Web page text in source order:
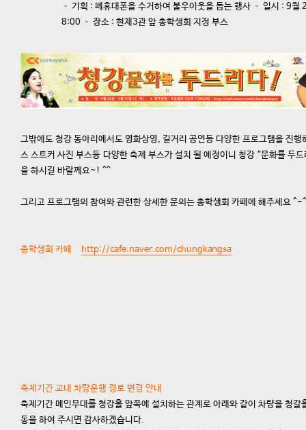
– 기획 : 폐휴대폰을 수거하여 불우이웃을 돕는 행사 – 일시 : 9
8:00 – 장소 : 현재3관 앞 총학생회 지정 부스
그밖에도 청강 동아리에서도 영화상영, 길거리 공연등 다양한 프로그램을 진행
스 스트커 사진 부스등 다양한 축제 부스가 설치 될 예정이니 청강 “문화를 두
을 하시길 바랄께요~! ^^
그리고 프로그램의 참여와 관련한 상세한 문의는 총학생회 카페에 해주세요 ^-^
총학생회 카페 http://cafe.naver.com/chungkangsa
축제기간 교내 차량운행 경로 변경 안내
축제기간 메인무대를 청강홀 앞쪽에 설치하는 관계로 아래와 같이 차량을 청갈
동을 하여 주시면 감사하겠습니다.